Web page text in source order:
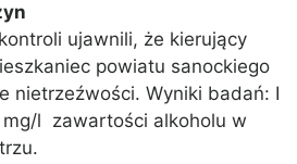
ujawnili, że kierujący
powiatu sanockiego
nietrzeźwości. Wyniki badań: I
mg/l zawartości alkoholu w